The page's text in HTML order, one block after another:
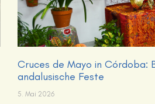
Cruces de Mayo in Córdoba:
andalusische Feste
5. Mai 2026